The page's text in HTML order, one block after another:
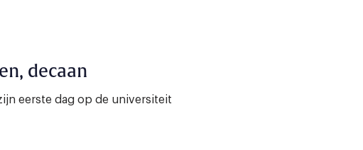
decaan
eerste dag op de universiteit